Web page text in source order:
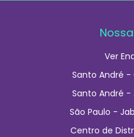
Ver
Santo André
Santo André
São Paulo -
Centro de